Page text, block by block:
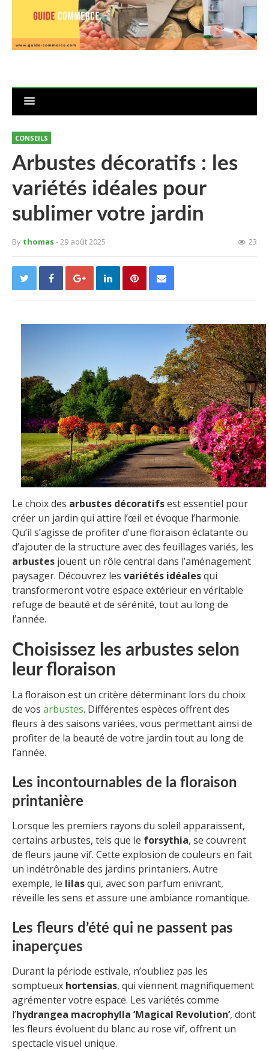
CONSEILS
Arbustes décoratifs : les
variétés idéales pour
sublimer votre jardin
By thomas- 29 août 2025 23
Le choix des arbustes décoratifsest essentiel pour
créer un jardin qui attire l’œil et évoque l’harmonie.
Qu’il s’agisse de profiter d’une floraison éclatante ou
d’ajouter de la structure avec des feuillages variés, les
arbustes jouent un rôle central dans l’aménagement
paysager. Découvrez les variétés idéalesqui
transformeront votre espace extérieur en véritable
refuge de beauté et de sérénité, tout au long de
l’année.
Choisissez les arbustes selon
leur floraison
La floraison est un critère déterminant lors du choix
de vos arbustes. Différentes espèces offrent des
fleurs à des saisons variées, vous permettant ainsi de
profiter de la beauté de votre jardin tout au long de
l’année.
Les incontournables de la floraison
printanière
Lorsque les premiers rayons du soleil apparaissent,
certains arbustes, tels que le forsythia, se couvrent
de fleurs jaune vif. Cette explosion de couleurs en fait
un indétrônable des jardins printaniers. Autre
exemple, le lilasqui, avec son parfum enivrant,
réveille les sens et assure une ambiance romantique.
Les fleurs d’été qui ne passent pas
inaperçues
Durant la période estivale, n’oubliez pas les
somptueux hortensias, qui viennent magnifiquement
agrémenter votre espace. Les variétés comme
l’hydrangea macrophylla ‘Magical Revolution’, dont
les fleurs évoluent du blanc au rose vif, offrent un
spectacle visuel unique.